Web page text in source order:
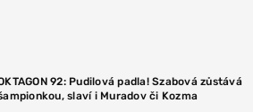
92: Pudilová padla! Szabová zůstává
slaví i Muradov či Kozma